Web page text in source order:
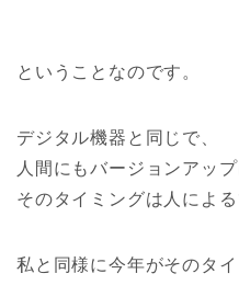
ということなのです。
デジタル機器と同じで、
人間にもバージョンアップ
そのタイミングは人による
私と同様に今年がそのタ